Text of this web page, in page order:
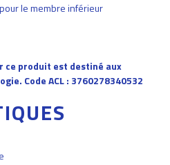
le membre inférieur
ce produit est destiné aux
Code ACL : 3760278340532